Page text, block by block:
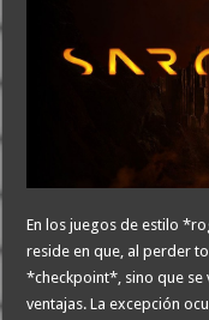
En los juegos de estilo
reside en que, al perder
*checkpoint*, sino que se
ventajas. La excepción